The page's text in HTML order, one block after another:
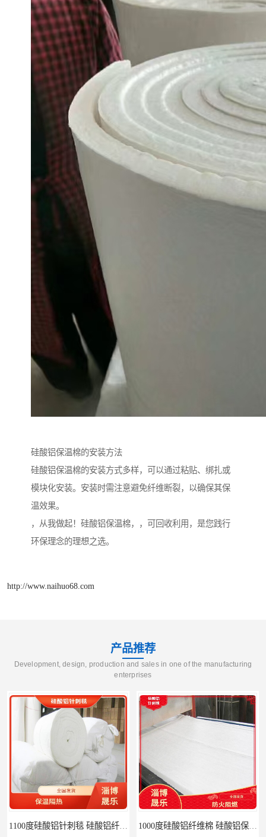
硅酸铝保温棉的安装方法
硅酸铝保温棉的安装方式多样，可以通过粘贴、绑扎或
模块化安装。安装时需注意避免纤维断裂，以确保其保
温效果。
，从我做起！硅酸铝保温棉，，可回收利用，是您践行
环保理念的理想之选。
http://www.naihuo68.com
产品推荐
Development, design, production and sales in one of the manufacturing
enterprises
1100度硅酸铝针刺毯 硅酸铝纤维毡 1000度硅酸铝纤维棉 硅酸铝保温棉